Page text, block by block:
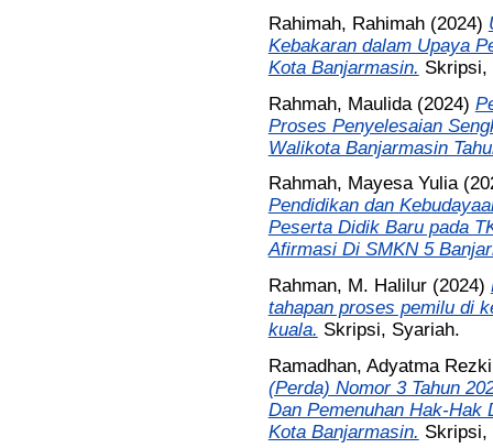
Rahimah, Rahimah(2024)
Kebakaran dalam Upaya
Kota Banjarmasin. Skripsi,
Rahmah, Maulida(2024)
Proses Penyelesaian
Walikota Banjarmasin
Rahmah, Mayesa Yulia
Pendidikan dan
Peserta Didik Baru pada
Afirmasi Di SMKN 5
Rahman, M. Halilur(2024)
tahapan proses pemilu di
kuala. Skripsi, Syariah.
Ramadhan, Adyatma Rezki
(Perda) Nomor 3 Tahun
Dan Pemenuhan Hak-Hak
Kota Banjarmasin. Skripsi,